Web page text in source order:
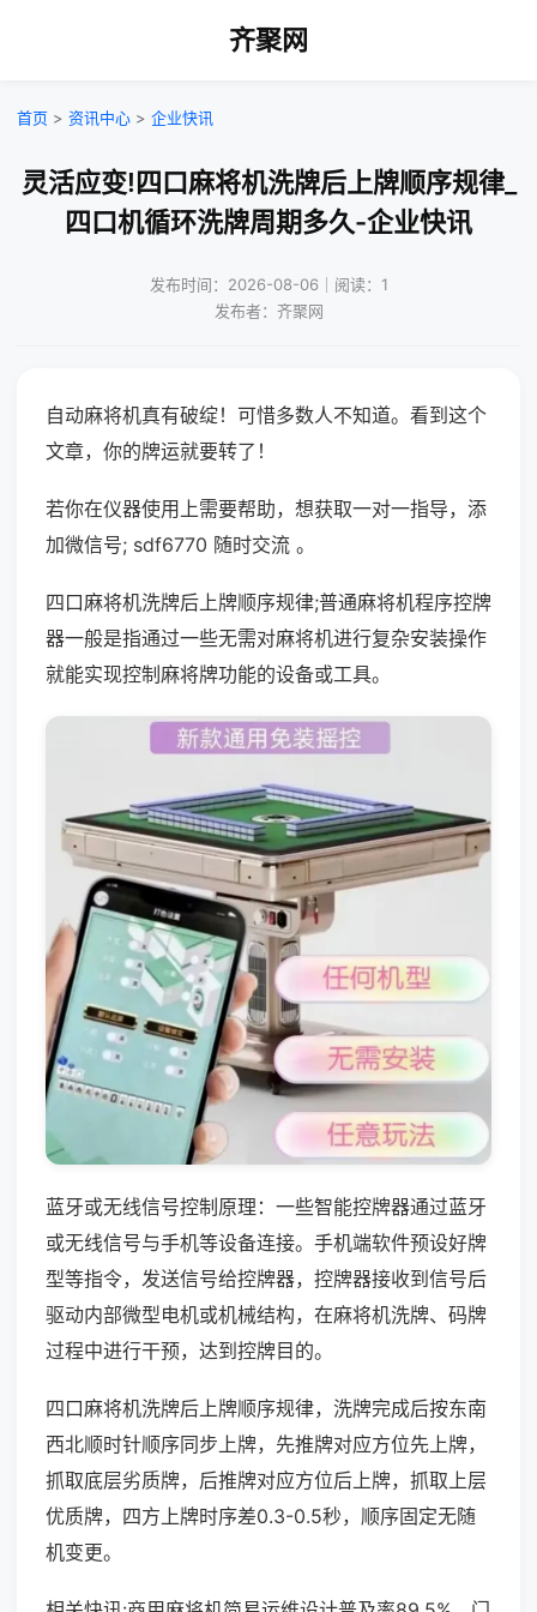
齐聚网
首页 > 资讯中心 > 企业快讯
灵活应变!四口麻将机洗牌后上牌顺序规律_
四口机循环洗牌周期多久-企业快讯
发布时间：2026-08-06｜阅读：1
发布者：齐聚网
自动麻将机真有破绽！可惜多数人不知道。看到这个
文章，你的牌运就要转了！
若你在仪器使用上需要帮助，想获取一对一指导，添
加微信号; sdf6770 随时交流 。
四口麻将机洗牌后上牌顺序规律;普通麻将机程序控牌
器一般是指通过一些无需对麻将机进行复杂安装操作
就能实现控制麻将牌功能的设备或工具。
蓝牙或无线信号控制原理：一些智能控牌器通过蓝牙
或无线信号与手机等设备连接。手机端软件预设好牌
型等指令，发送信号给控牌器，控牌器接收到信号后
驱动内部微型电机或机械结构，在麻将机洗牌、码牌
过程中进行干预，达到控牌目的。
四口麻将机洗牌后上牌顺序规律，洗牌完成后按东南
西北顺时针顺序同步上牌，先推牌对应方位先上牌，
抓取底层劣质牌，后推牌对应方位后上牌，抓取上层
优质牌，四方上牌时序差0.3-0.5秒，顺序固定无随
机变更。